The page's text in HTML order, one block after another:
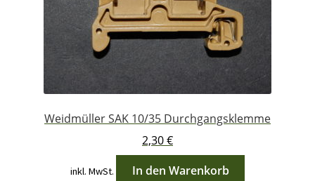
Weidmüller SAK 10/35 Durchgangsklemme
2,30€
inkl. MwSt. In den Warenkorb